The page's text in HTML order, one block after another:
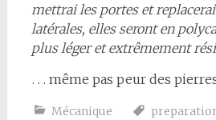
mettrai les portes et
latérales, elles seront en
plus léger et extrêmement
. . . même pas peur des
Mécanique